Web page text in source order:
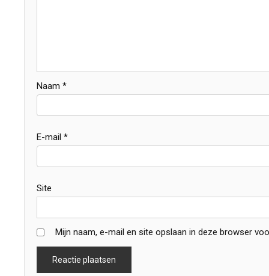
Naam *
E-mail *
Site
Mijn naam, e-mail en site opslaan in deze browser